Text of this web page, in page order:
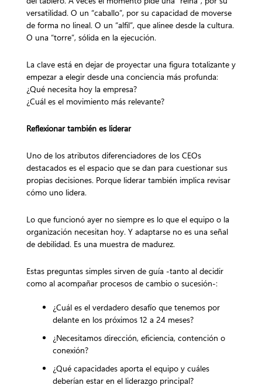
versatilidad. O un “caballo”, por su capacidad de moverse
de forma no lineal. O un “alfil”, que alinee desde la cultura.
O una “torre”, sólida en la ejecución.
La clave está en dejar de proyectar una figura totalizante y
empezar a elegir desde una conciencia más profunda:
¿Qué necesita hoy la empresa?
¿Cuál es el movimiento más relevante?
Reflexionar también es liderar
Uno de los atributos diferenciadores de los CEOs
destacados es el espacio que se dan para cuestionar sus
propias decisiones. Porque liderar también implica revisar
cómo uno lidera.
Lo que funcionó ayer no siempre es lo que el equipo o la
organización necesitan hoy. Y adaptarse no es una señal
de debilidad. Es una muestra de madurez.
Estas preguntas simples sirven de guía -tanto al decidir
como al acompañar procesos de cambio o sucesión-:
¿Cuál es el verdadero desafío que tenemos por
delante en los próximos 12 a 24 meses?
¿Necesitamos dirección, eficiencia, contención o
conexión?
¿Qué capacidades aporta el equipo y cuáles
deberían estar en el liderazgo principal?